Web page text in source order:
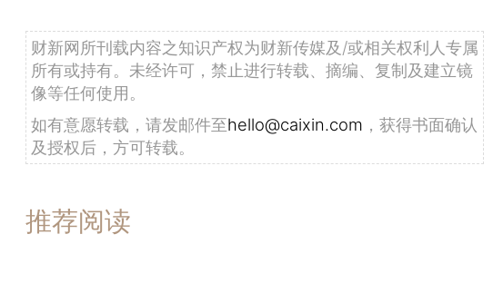
财新网所刊载内容之知识产权为财新传媒及/或相关权利人专属
所有或持有。未经许可，禁止进行转载、摘编、复制及建立镜
像等任何使用。
如有意愿转载，请发邮件至hello@caixin.com ，获得书面确认
及授权后，方可转载。
推荐阅读